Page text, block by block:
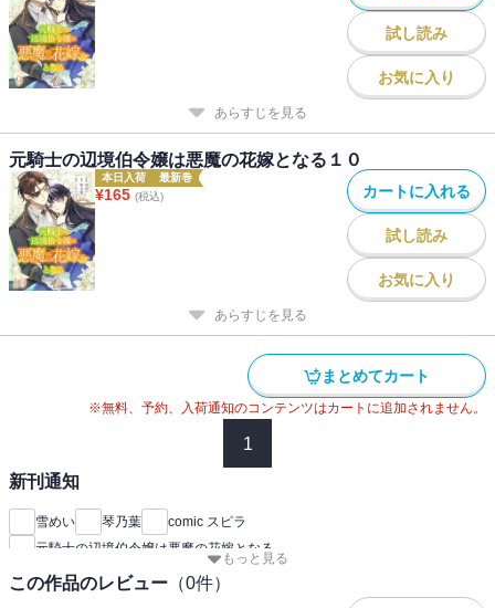
試し読み
お気に入り
あらすじを見る
元騎士の辺境伯令嬢は悪魔の花嫁となる１０
本日入荷 最新巻
¥165 (税込) カートに入れる
試し読み
お気に入り
あらすじを見る
まとめてカート
※無料、予約、入荷通知のコンテンツはカートに追加されません。
1
新刊通知
雪めい 琴乃葉
comic スピラ
元騎士の辺境伯令嬢は悪魔の花嫁となる
もっと見る
この作品のレビュー （0件）